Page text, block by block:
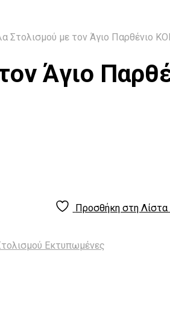
Στολισμού με τον Άγιο Παρθένιο
Άγιο
Προσθήκη στη Λίστα
Εκτυπωμένες